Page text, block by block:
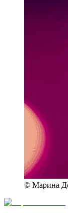
© Марина